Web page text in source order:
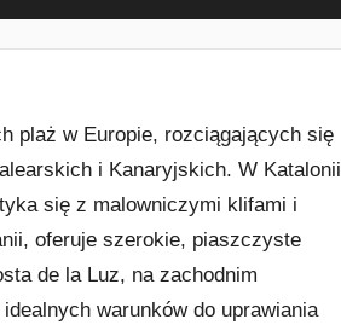
plaż w Europie, rozciągających się
i Kanaryjskich. W Katalonii
się z malowniczymi klifami i
oferuje szerokie, piaszczyste
de la Luz, na zachodnim
warunków do uprawiania